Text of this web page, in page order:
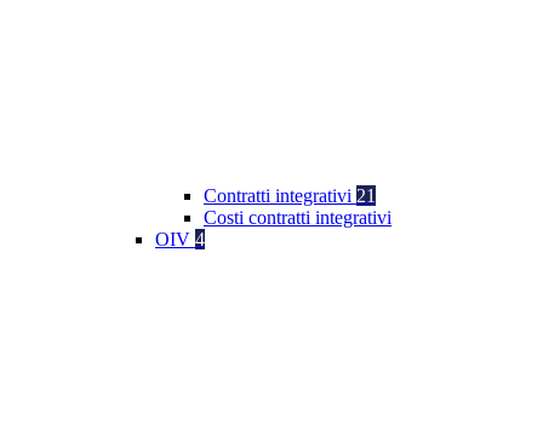
Contratti integrativi 21
Costi contratti integrativi
OIV 4